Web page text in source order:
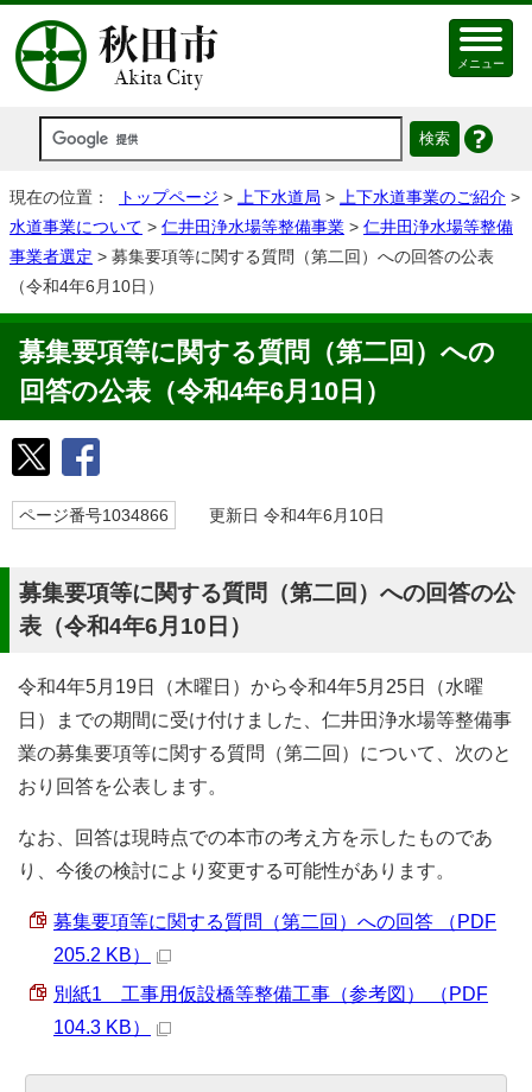
メニュー
現在の位置： トップページ > 上下水道局 > 上下水道事業のご紹介 >
水道事業について > 仁井田浄水場等整備事業 > 仁井田浄水場等整備
事業者選定 > 募集要項等に関する質問（第二回）への回答の公表
（令和4年6月10日）
募集要項等に関する質問（第二回）への
回答の公表（令和4年6月10日）
ページ番号1034866 更新日 令和4年6月10日
募集要項等に関する質問（第二回）への回答の公
表（令和4年6月10日）
令和4年5月19日（木曜日）から令和4年5月25日（水曜
日）までの期間に受け付けました、仁井田浄水場等整備事
業の募集要項等に関する質問（第二回）について、次のと
おり回答を公表します。
なお、回答は現時点での本市の考え方を示したものであ
り、今後の検討により変更する可能性があります。
募集要項等に関する質問（第二回）への回答 （PDF
205.2 KB）
別紙1 工事用仮設橋等整備工事（参考図） （PDF
104.3 KB）